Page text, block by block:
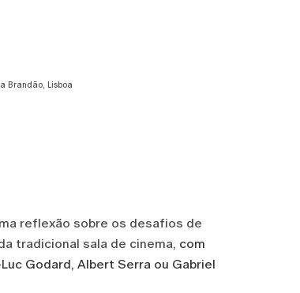
Brandão, Lisboa
reflexão sobre os desafios de
tradicional sala de cinema, com
Godard, Albert Serra ou Gabriel